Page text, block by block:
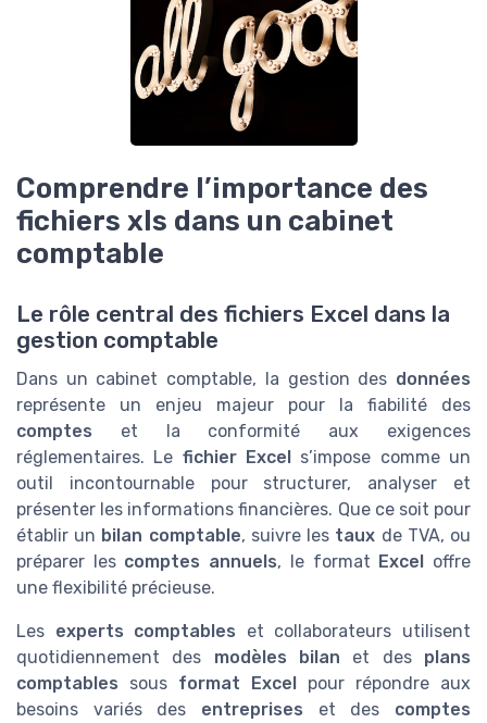
Comprendre l’importance des
fichiers xls dans un cabinet
comptable
Le rôle central des fichiers Excel dans la
gestion comptable
Dans un cabinet comptable, la gestion des données
représente un enjeu majeur pour la fiabilité des
comptes et la conformité aux exigences
réglementaires. Le fichier Excel s’impose comme un
outil incontournable pour structurer, analyser et
présenter les informations financières. Que ce soit pour
établir un bilan comptable, suivre les taux de TVA, ou
préparer les comptes annuels, le format Excel offre
une flexibilité précieuse.
Les experts comptables et collaborateurs utilisent
quotidiennement des modèles bilan et des plans
comptables sous format Excel pour répondre aux
besoins variés des entreprises et des comptes